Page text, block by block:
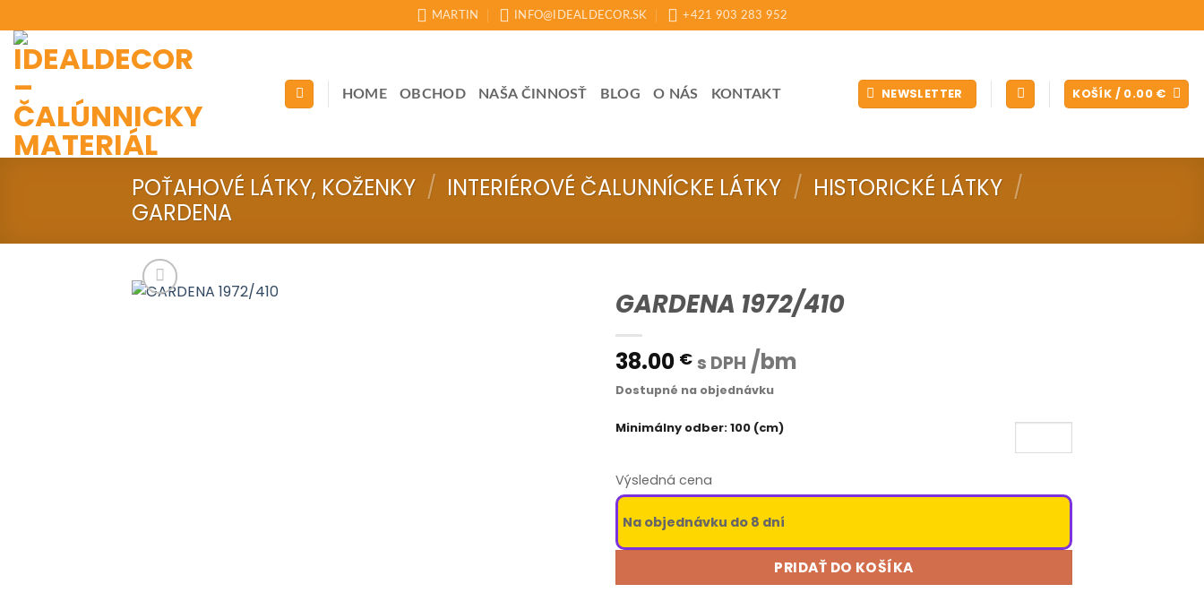
to
content
MARTIN INFO@IDEALDECOR.SK +421 903 283 952
HOME OBCHOD NAŠA ČINNOSŤ BLOG O NÁS KONTAKT NEWSLETTER KOŠÍK / 0.00 €
POŤAHOVÉ LÁTKY, KOŽENKY / INTERIÉROVÉ ČALUNNÍCKE LÁTKY / HISTORICKÉ LÁTKY /
GARDENA
GARDENA 1972/410
38.00 € s DPH /bm
Dostupné na objednávku
Minimálny odber: 100 (cm)
Výsledná cena
Na objednávku do 8 dní
PRIDAŤ DO KOŠÍKA